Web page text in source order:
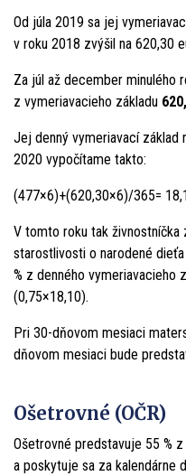
Od júla 2019 sa jej
v roku 2018 zvýšil na 620,30
Za júl až december minulého
z vymeriavacieho základu
Jej denný vymeriavací základ
2020 vypočítame takto:
(477×6)+(620,30×6)/365=
V tomto roku tak
starostlivosti o narodené
% z denného vymeriavacieho
(0,75×18,10).
Pri 30-dňovom mesiaci
dňovom mesiaci bude
Ošetrovné (OČR)
Ošetrovné predstavuje 55 %
a poskytuje sa za kalendárne